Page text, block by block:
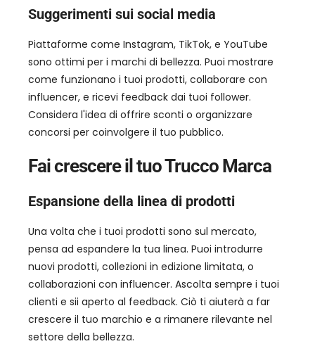
Suggerimenti sui social media
Piattaforme come Instagram, TikTok, e YouTube
sono ottimi per i marchi di bellezza. Puoi mostrare
come funzionano i tuoi prodotti, collaborare con
influencer, e ricevi feedback dai tuoi follower.
Considera l'idea di offrire sconti o organizzare
concorsi per coinvolgere il tuo pubblico.
Fai crescere il tuoTrucco Marca
Espansione della linea di prodotti
Una volta che i tuoi prodotti sono sul mercato,
pensa ad espandere la tua linea. Puoi introdurre
nuovi prodotti, collezioni in edizione limitata, o
collaborazioni con influencer. Ascolta sempre i tuoi
clienti e sii aperto al feedback. Ciò ti aiuterà a far
crescere il tuo marchio e a rimanere rilevante nel
settore della bellezza.